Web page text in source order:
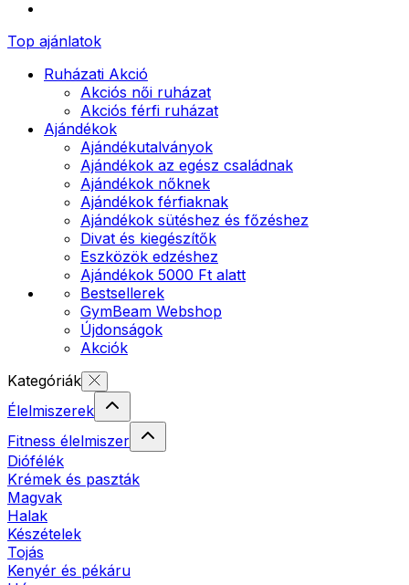
Top ajánlatok
Ruházati Akció
Akciós női ruházat
Akciós férfi ruházat
Ajándékok
Ajándékutalványok
Ajándékok az egész családnak
Ajándékok nőknek
Ajándékok férfiaknak
Ajándékok sütéshez és főzéshez
Divat és kiegészítők
Eszközök edzéshez
Ajándékok 5000 Ft alatt
Bestsellerek
GymBeam Webshop
Újdonságok
Akciók
Kategóriák
Élelmiszerek
Fitness élelmiszer
Diófélék
Krémek és paszták
Magvak
Halak
Készételek
Tojás
Kenyér és pékáru